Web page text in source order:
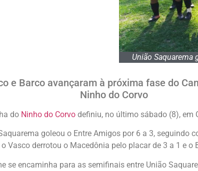
União Saquarema
e Barco avançaram à próxima fase do
Ninho do Corvo
do Ninho do Corvo definiu, no último sábado (8), em
goleou o Entre Amigos por 6 a 3, seguindo
Vasco derrotou o Macedônia pelo placar de 3 a 1 e o
se encaminha para as semifinais entre União